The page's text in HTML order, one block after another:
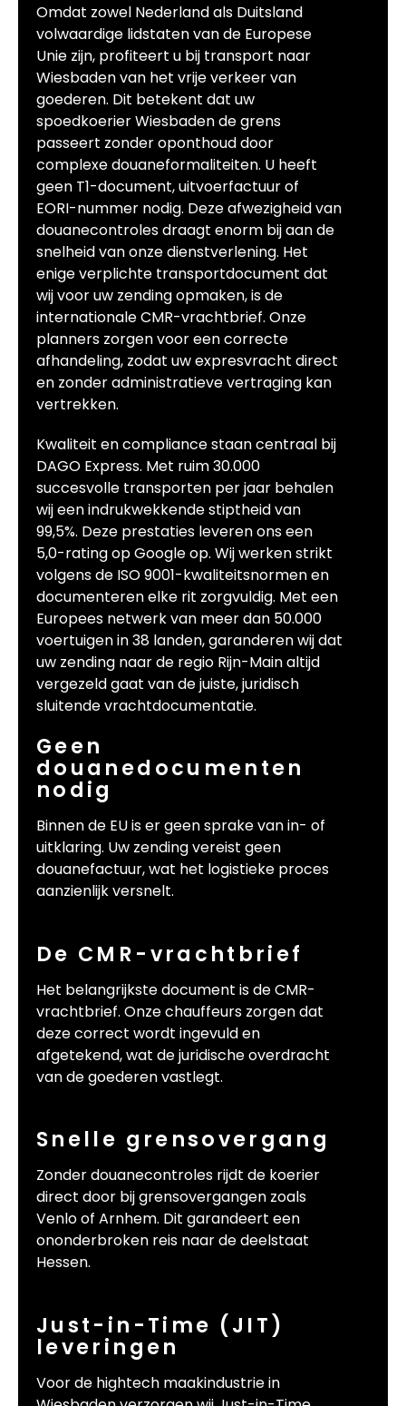
Omdat zowel Nederland als Duitsland
volwaardige lidstaten van de Europese
Unie zijn, profiteert u bij transport naar
Wiesbaden van het vrije verkeer van
goederen. Dit betekent dat uw
spoedkoerier Wiesbaden de grens
passeert zonder oponthoud door
complexe douaneformaliteiten. U heeft
geen T1-document, uitvoerfactuur of
EORI-nummer nodig. Deze afwezigheid van
douanecontroles draagt enorm bij aan de
snelheid van onze dienstverlening. Het
enige verplichte transportdocument dat
wij voor uw zending opmaken, is de
internationale CMR-vrachtbrief. Onze
planners zorgen voor een correcte
afhandeling, zodat uw expresvracht direct
en zonder administratieve vertraging kan
vertrekken.
Kwaliteit en compliance staan centraal bij
DAGO Express. Met ruim 30.000
succesvolle transporten per jaar behalen
wij een indrukwekkende stiptheid van
99,5%. Deze prestaties leveren ons een
5,0-rating op Google op. Wij werken strikt
volgens de ISO 9001-kwaliteitsnormen en
documenteren elke rit zorgvuldig. Met een
Europees netwerk van meer dan 50.000
voertuigen in 38 landen, garanderen wij dat
uw zending naar de regio Rijn-Main altijd
vergezeld gaat van de juiste, juridisch
sluitende vrachtdocumentatie.
Geen
douanedocumenten
nodig
Binnen de EU is er geen sprake van in- of
uitklaring. Uw zending vereist geen
douanefactuur, wat het logistieke proces
aanzienlijk versnelt.
De CMR-vrachtbrief
Het belangrijkste document is de CMR-
vrachtbrief. Onze chauffeurs zorgen dat
deze correct wordt ingevuld en
afgetekend, wat de juridische overdracht
van de goederen vastlegt.
Snelle grensovergang
Zonder douanecontroles rijdt de koerier
direct door bij grensovergangen zoals
Venlo of Arnhem. Dit garandeert een
ononderbroken reis naar de deelstaat
Hessen.
Just-in-Time (JIT)
leveringen
Voor de hightech maakindustrie in